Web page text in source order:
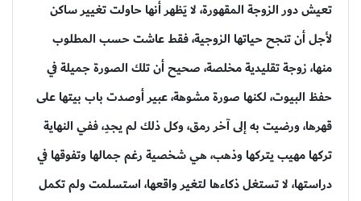
تعيش دور الزوجة المقهورة، لا يَظهر أنها حاولت تغيير ساكن
لأجل أن تنجح حياتها الزوجية، فقط عاشت حسب المطلوب
منها، زوجة تقليدية مخلصة، صحيح أن تلك الصورة جميلة في
حفظ البيوت، لكنها صورة مشوهة، عبير أوصدت باب بيتها على
قهرها، ورضيت به إلى آخر رمق، وكل ذلك لم يجدِ، ففي النهاية
تركها مهيب يتركها وذهب، هي شخصية رغم جمالها وتفوقها في
دراستها، لا تستغل ذكاءها لتغير واقعها، استسلمت ولم تكمل